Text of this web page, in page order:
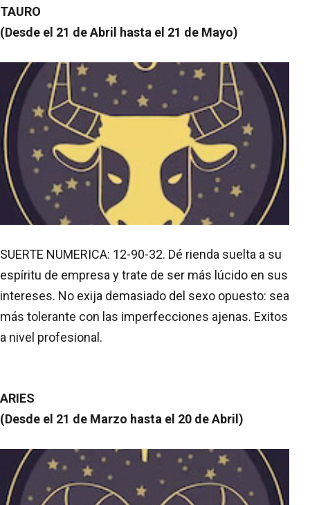
TAURO
(Desde el 21 de Abril hasta el 21 de Mayo)
SUERTE NUMERICA: 12-90-32. Dé rienda suelta a su
espíritu de empresa y trate de ser más lúcido en sus
intereses. No exija demasiado del sexo opuesto: sea
más tolerante con las imperfecciones ajenas. Exitos
a nivel profesional.
ARIES
(Desde el 21 de Marzo hasta el 20 de Abril)